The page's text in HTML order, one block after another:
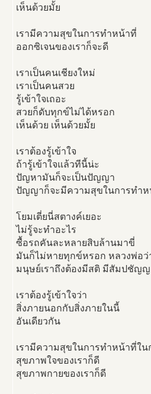
เห็นด้วยมั้ย
เรามีความสุขในการทำหน้าที่
ออกซิเจนของเราก็จะดี
เราเป็นคนเชียงใหม่
เราเป็นคนสวย
รู้เข้าใจเถอะ
สวยก็ดับทุกข์ไม่ได้หรอก
เห็นด้วย เห็นด้วยมั้ย
เราต้องรู้เข้าใจ
ถ้ารู้เข้าใจแล้วทีนี้น่ะ
ปัญหามันก็จะเป็นปัญญา
ปัญญาก็จะมีความสุขในการทำ
โยมเตี่ยนี่สตางค์เยอะ
ไม่รู้จะทำอะไร
ซื้อรถคันละหลายสิบล้านมาขี่
มันก็ไม่หายทุกข์หรอก หลวงพ่อว่
มนุษย์เราถึงต้องมีสติ มีสัมปชัญ
เราต้องรู้เข้าใจว่า
สิ่งภายนอกกับสิ่งภายในนี้
อันเดียวกัน
เรามีความสุขในการทำหน้าที่ใน
สุขภาพใจของเราก็ดี
สุขภาพกายของเราก็ดี